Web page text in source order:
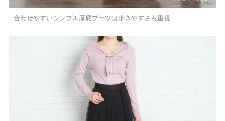
合わせやすいシンプル厚底ブーツは歩きやすさも重視